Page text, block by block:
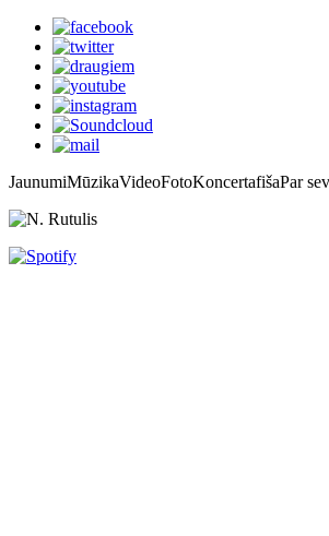
JaunumiMūzikaVideoFotoKoncertafišaPar